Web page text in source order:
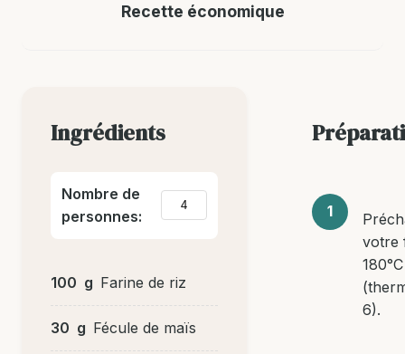
Recette économique
Ingrédients
Nombre de
personnes:
100 g Farine de riz
30 g Fécule de maïs
votre
180°C
6).